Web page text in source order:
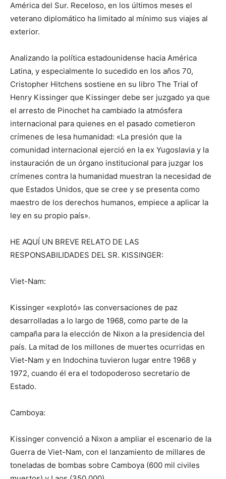
América del Sur. Receloso, en los últimos meses el
veterano diplomático ha limitado al mínimo sus viajes al
exterior.
Analizando la política estadounidense hacia América
Latina, y especialmente lo sucedido en los años 70,
Cristopher Hitchens sostiene en su libro The Trial of
Henry Kissinger que Kissinger debe ser juzgado ya que
el arresto de Pinochet ha cambiado la atmósfera
internacional para quienes en el pasado cometieron
crímenes de lesa humanidad: «La presión que la
comunidad internacional ejerció en la ex Yugoslavia y la
instauración de un órgano institucional para juzgar los
crímenes contra la humanidad muestran la necesidad de
que Estados Unidos, que se cree y se presenta como
maestro de los derechos humanos, empiece a aplicar la
ley en su propio país».
HE AQUÍ UN BREVE RELATO DE LAS
RESPONSABILIDADES DEL SR. KISSINGER:
Viet-Nam:
Kissinger «explotó» las conversaciones de paz
desarrolladas a lo largo de 1968, como parte de la
campaña para la elección de Nixon a la presidencia del
país. La mitad de los millones de muertes ocurridas en
Viet-Nam y en Indochina tuvieron lugar entre 1968 y
1972, cuando él era el todopoderoso secretario de
Estado.
Camboya:
Kissinger convenció a Nixon a ampliar el escenario de la
Guerra de Viet-Nam, con el lanzamiento de millares de
toneladas de bombas sobre Camboya (600 mil civiles